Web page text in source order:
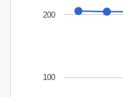
100
200